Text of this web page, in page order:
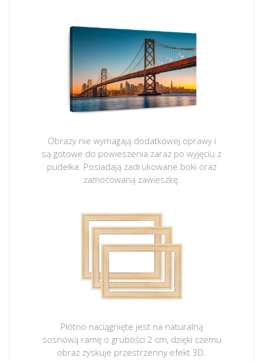
Obrazy nie wymagają dodatkowej oprawy i
są gotowe do powieszenia zaraz po wyjęciu z
pudełka. Posiadają zadrukowane boki oraz
zamocowaną zawieszkę.
Płótno naciągnięte jest na naturalną
sosnową ramę o grubości 2 cm, dzięki czemu
obraz zyskuje przestrzenny efekt 3D.